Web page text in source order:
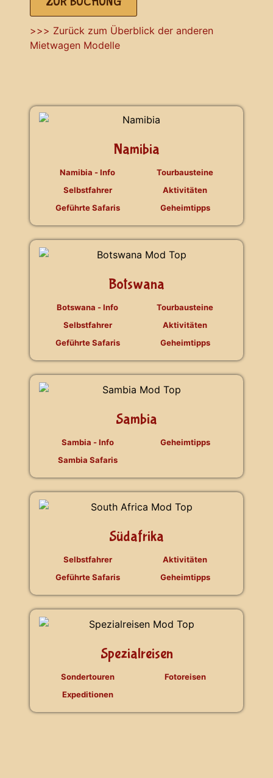
>>> Zurück zum Überblick der anderen
Mietwagen Modelle
Namibia
Namibia - Info
Selbstfahrer
Geführte Safaris
Tourbausteine
Aktivitäten
Geheimtipps
Botswana
Botswana - Info
Selbstfahrer
Geführte Safaris
Tourbausteine
Aktivitäten
Geheimtipps
Sambia
Sambia - Info
Sambia Safaris
Geheimtipps
Südafrika
Selbstfahrer
Geführte Safaris
Aktivitäten
Geheimtipps
Spezialreisen
Sondertouren
Expeditionen
Fotoreisen